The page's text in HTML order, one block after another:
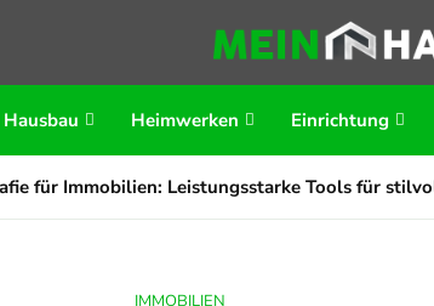
Hausbau Heimwerken Einrichtung
für Immobilien: Leistungsstarke Tools für
IMMOBILIEN